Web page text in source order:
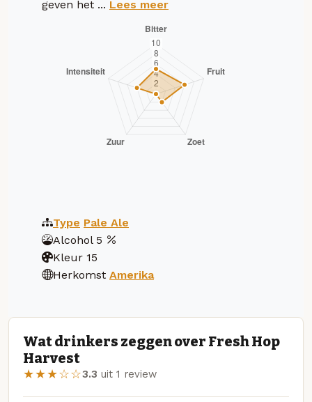
geven het ... Lees meer
Type Pale Ale
Alcohol 5
Kleur 15
Herkomst Amerika
Wat drinkers zeggen over Fresh Hop
Harvest
★★★☆☆3.3 uit 1 review